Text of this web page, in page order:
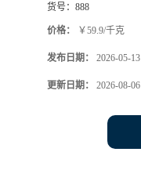
货号： 888
价格： ￥59.9/千克
发布日期： 2026-05-13
更新日期： 2026-08-06